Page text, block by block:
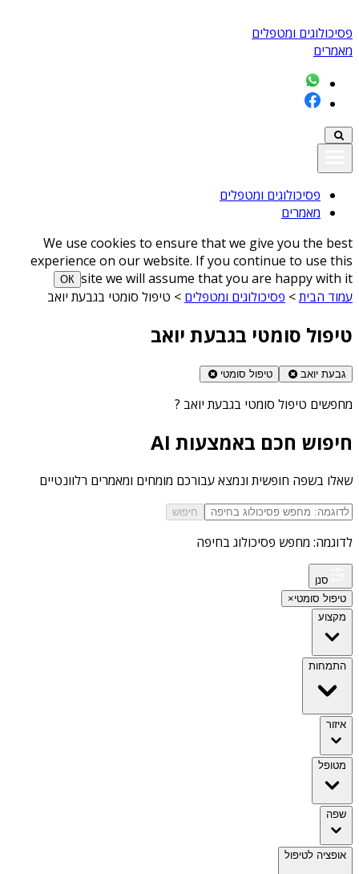
פסיכולוגים ומטפלים
מאמרים
פסיכולוגים ומטפלים
מאמרים
We use cookies to ensure that we give you the best
experience on our website. If you continue to use this
site we will assume that you are happy with it
ОК
עמוד הבית> פסיכולוגים ומטפלים > טיפול סומטי בגבעת יואב
טיפול סומטי בגבעת יואב
גבעת יואב טיפול סומטי
מחפשים טיפול סומטי בגבעת יואב ?
חיפוש חכם באמצעות AI
שאלו בשפה חופשית ונמצא עבורכם מומחים ומאמרים רלוונטיים
חיפוש
לדוגמה: מחפש פסיכולוג בחיפה
סנן
טיפול סומטי×
מקצוע
התמחות
איזור
מטופל
שפה
אופציה לטיפול